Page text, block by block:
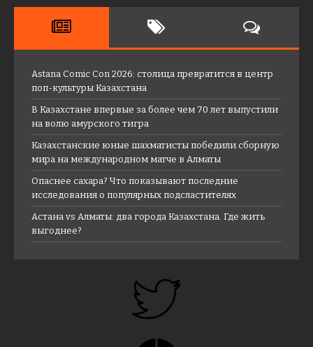
Astana Comic Con 2026: столица превратится в центр
поп-культуры Казахстана
В Казахстане впервые за более чем 70 лет выпустили
на волю амурского тигра
Казахстанские юные шахматисты победили сборную
мира на международном матче в Алматы
Опаснее сахара? Что показывают последние
исследования о популярных подсластителях
Астана vs Алматы: два города Казахстана. Где жить
выгоднее?